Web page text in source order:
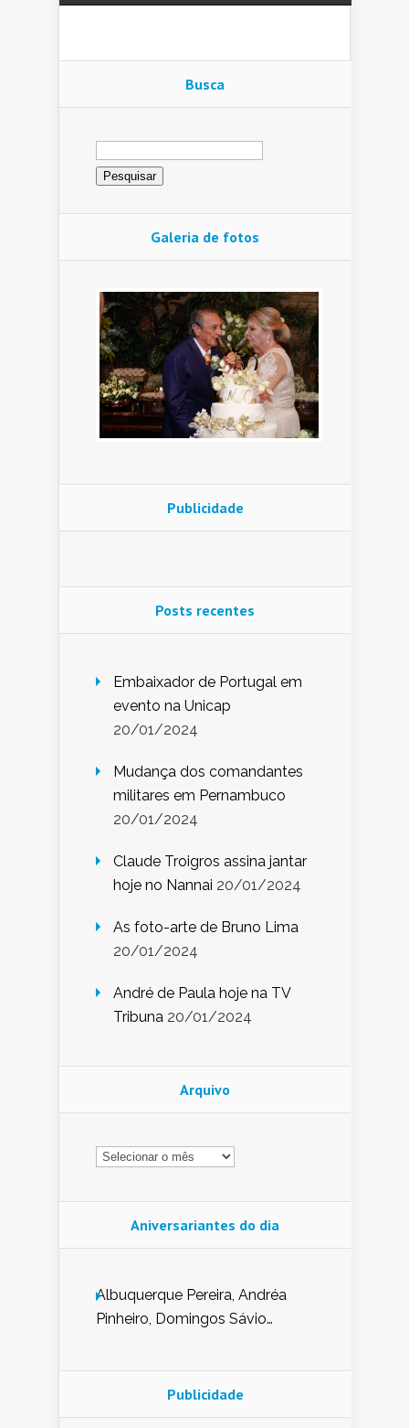
Busca
Pesquisar
por:
Galeria de fotos
Publicidade
Posts recentes
Embaixador de Portugal em
evento na Unicap
20/01/2024
Mudança dos comandantes
militares em Pernambuco
20/01/2024
Claude Troigros assina jantar
hoje no Nannai 20/01/2024
As foto-arte de Bruno Lima
20/01/2024
André de Paula hoje na TV
Tribuna 20/01/2024
Arquivo
Arquivo
Aniversariantes do dia
Albuquerque Pereira, Andréa
Pinheiro, Domingos Sávio
Nunes de Sena, Fátima Peixoto,
Glória Pereira, Kátia Mesel,
Publicidade